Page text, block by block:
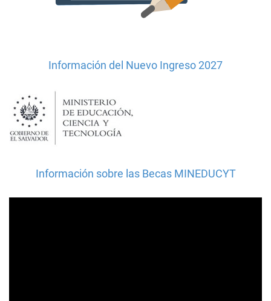
Información del Nuevo Ingreso 2027
Información sobre las Becas MINEDUCYT